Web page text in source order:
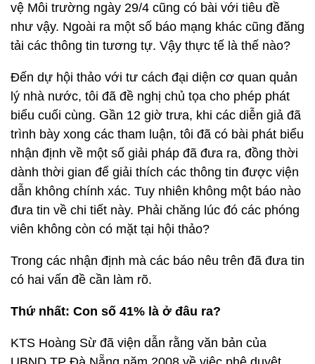
vệ Môi trường ngày 29/4 cũng có bài với tiêu đề
như vậy. Ngoài ra một số báo mạng khác cũng đăng
tải các thông tin tương tự. Vậy thực tế là thế nào?
Đến dự hội thảo với tư cách đại diện cơ quan quản
lý nhà nước, tôi đã đề nghị chủ tọa cho phép phát
biểu cuối cùng. Gần 12 giờ trưa, khi các diễn giả đã
trình bày xong các tham luận, tôi đã có bài phát biểu
nhận định về một số giải pháp đã đưa ra, đồng thời
dành thời gian để giải thích các thông tin được viện
dẫn không chính xác. Tuy nhiên không một báo nào
đưa tin về chi tiết này. Phải chăng lúc đó các phóng
viên không còn có mặt tại hội thảo?
Trong các nhận định mà các báo nêu trên đã đưa tin
có hai vấn đề cần làm rõ.
Thứ nhất: Con số 41% là ở đâu ra?
KTS Hoàng Sừ đã viện dẫn rằng văn bản của